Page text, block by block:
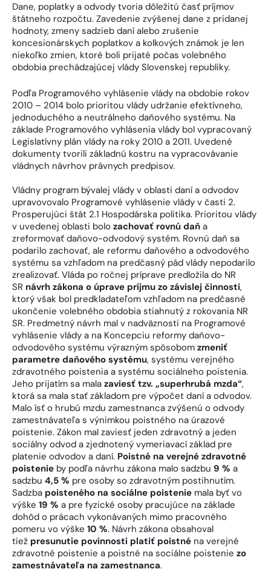
Dane, poplatky a odvody tvoria dôležitú časť príjmov
štátneho rozpočtu. Zavedenie zvýšenej dane z pridanej
hodnoty, zmeny sadzieb daní alebo zrušenie
koncesionárskych poplatkov a kolkových známok je len
niekoľko zmien, ktoré boli prijaté počas volebného
obdobia prechádzajúcej vlády Slovenskej republiky.
Podľa Programového vyhlásenie vlády na obdobie rokov
2010 – 2014 bolo prioritou vlády udržanie efektívneho,
jednoduchého a neutrálneho daňového systému. Na
základe Programového vyhlásenia vlády bol vypracovaný
Legislatívny plán vlády na roky 2010 a 2011. Uvedené
dokumenty tvorili základnú kostru na vypracovávanie
vládnych návrhov právnych predpisov.
Vládny program bývalej vlády v oblasti daní a odvodov
upravovovalo Programové vyhlásenie vlády v časti 2.
Prosperujúci štát 2.1 Hospodárska politika. Prioritou vlády
v uvedenej oblasti bolo zachovať rovnú daň a
zreformovať daňovo-odvodový systém. Rovnú daň sa
podarilo zachovať, ale reformu daňového a odvodového
systému sa vzhľadom na predčasný pád vlády nepodarilo
zrealizovať. Vláda po ročnej príprave predložila do NR
SR návrh zákona o úprave príjmu zo závislej činnosti,
ktorý však bol predkladateľom vzhľadom na predčasné
ukončenie volebného obdobia stiahnutý z rokovania NR
SR. Predmetný návrh mal v nadväznosti na Programové
vyhlásenie vlády a na Koncepciu reformy daňovo-
odvodového systému výrazným spôsobom zmeniť
parametre daňového systému, systému verejného
zdravotného poistenia a systému sociálneho poistenia.
Jeho prijatím sa mala zaviesť tzv. „superhrubá mzda“,
ktorá sa mala stať základom pre výpočet daní a odvodov.
Malo ísť o hrubú mzdu zamestnanca zvýšenú o odvody
zamestnávateľa s výnimkou poistného na úrazové
poistenie. Zákon mal zaviesť jeden zdravotný a jeden
sociálny odvod a zjednotený vymeriavací základ pre
platenie odvodov a daní. Poistné na verejné zdravotné
poistenie by podľa návrhu zákona malo sadzbu 9 % a
sadzbu 4,5 % pre osoby so zdravotným postihnutím.
Sadzba poisteného na sociálne poistenie mala byť vo
výške 19 % a pre fyzické osoby pracujúce na základe
dohôd o prácach vykonávaných mimo pracovného
pomeru vo výške 10 %. Návrh zákona obsahoval
tiež presunutie povinnosti platiť poistné na verejné
zdravotné poistenie a poistné na sociálne poistenie zo
zamestnávateľa na zamestnanca.